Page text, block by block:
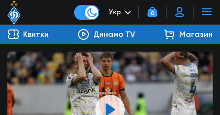
Укр 0
Квитки Динамо TV Магазин